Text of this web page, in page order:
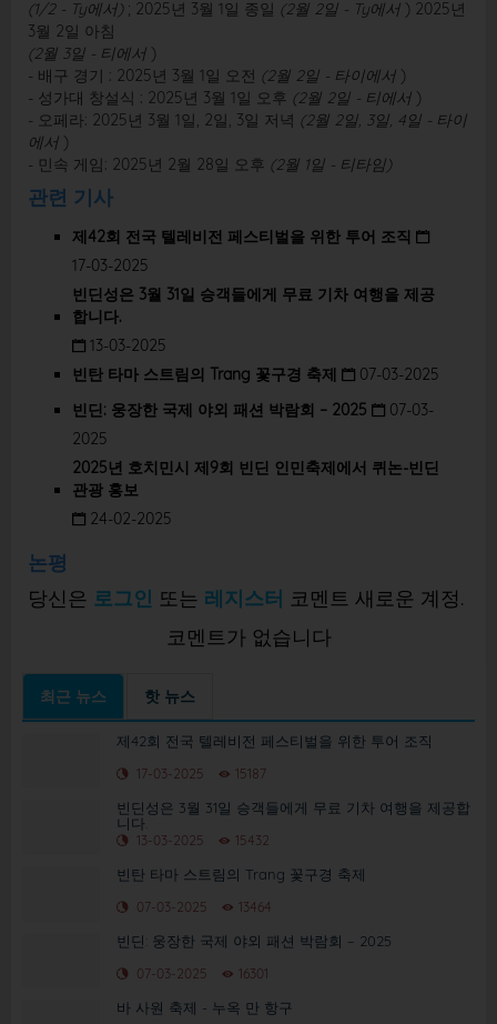
(1/2 - Ty에서); 2025년 3월 1일 종일 (2월 2일 - Ty에서 ) 2025년
3월 2일 아침
(2월 3일 - 티에서 )
- 배구 경기 : 2025년 3월 1일 오전 (2월 2일 - 타이에서 )
- 성가대 창설식 : 2025년 3월 1일 오후 (2월 2일 - 티에서 )
- 오페라: 2025년 3월 1일, 2일, 3일 저녁 (2월 2일, 3일, 4일 - 타이
에서 )
- 민속 게임: 2025년 2월 28일 오후 (2월 1일 - 티타임)
관련 기사
제42회 전국 텔레비전 페스티벌을 위한 투어 조직
17-03-2025
빈딘성은 3월 31일 승객들에게 무료 기차 여행을 제공
합니다.
13-03-2025
빈탄 타마 스트림의 Trang 꽃구경 축제
07-03-2025
빈딘: 웅장한 국제 야외 패션 박람회 – 2025
07-03-
2025
2025년 호치민시 제9회 빈딘 인민축제에서 퀴논-빈딘
관광 홍보
24-02-2025
논평
당신은 로그인 또는 레지스터 코멘트 새로운 계정.
코멘트가 없습니다
최근 뉴스 핫 뉴스
제42회 전국 텔레비전 페스티벌을 위한 투어 조직
17-03-2025 15187
빈딘성은 3월 31일 승객들에게 무료 기차 여행을 제공합
니다.
13-03-2025 15432
빈탄 타마 스트림의 Trang 꽃구경 축제
07-03-2025 13464
빈딘: 웅장한 국제 야외 패션 박람회 – 2025
07-03-2025 16301
바 사원 축제 - 누옥 만 항구